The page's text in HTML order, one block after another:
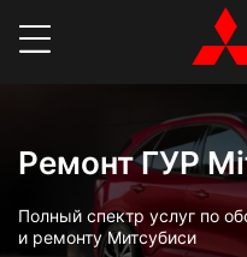
Ремонт ГУР
Полный спектр услуг по
и ремонту Митсубиси